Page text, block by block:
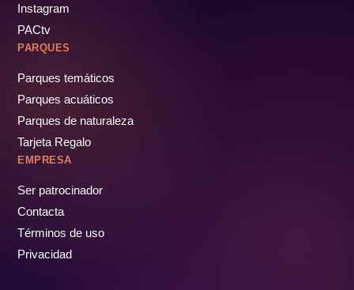
Instagram
PACtv
PARQUES
Parques temáticos
Parques acuáticos
Parques de naturaleza
Tarjeta Regalo
EMPRESA
Ser patrocinador
Contacta
Términos de uso
Privacidad